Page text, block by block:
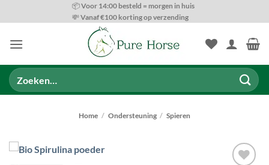
naar
📦 Voor 14:00 besteld = morgen in huis
💸 Vanaf €100 korting op verzending
Zoeken
naar:
Home / Ondersteuning / Spieren